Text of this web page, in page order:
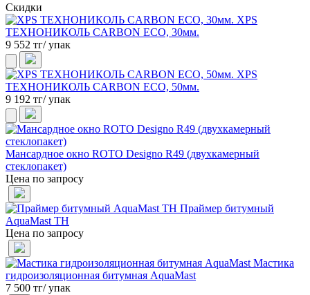
Скидки
XPS
ТЕХНОНИКОЛЬ CARBON ECO, 30мм.
9 552 тг/ упак
XPS
ТЕХНОНИКОЛЬ CARBON ECO, 50мм.
9 192 тг/ упак
Мансардное окно ROTO Designo R49 (двухкамерный
стеклопакет)
Цена по запросу
Праймер битумный
AquaMast ТН
Цена по запросу
Мастика
гидроизоляционная битумная AquaMast
7 500 тг/ упак